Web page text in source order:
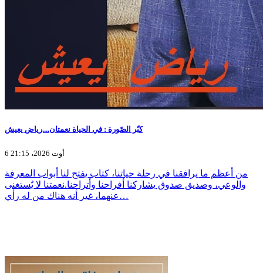
كبّر الصّورة : في الحياة نعمتان....رياض يعيش
6 أوت 2026، 21:15
من أعظم ما يرافقنا في رحلة حياتنا، كتاب يفتح لنا أبواب المعرفة
والوعي، وصديق صدوق يشاركنا أفراحنا وأتراحنا.نعمتنا لا يٌستغنى
عنهما، غير أنه هناك من له رأي…